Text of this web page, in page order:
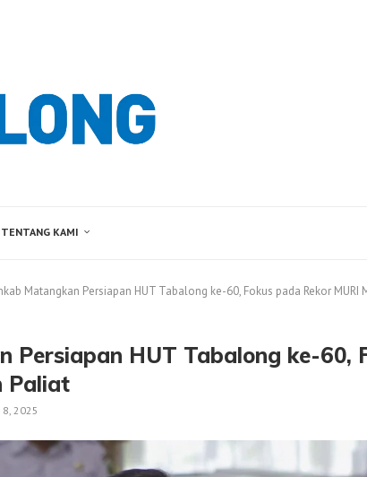
TENTANG KAMI
Matangkan Persiapan HUT Tabalong ke-60, Fokus pada Rekor MURI
Persiapan HUT Tabalong ke-60,
Paliat
2025